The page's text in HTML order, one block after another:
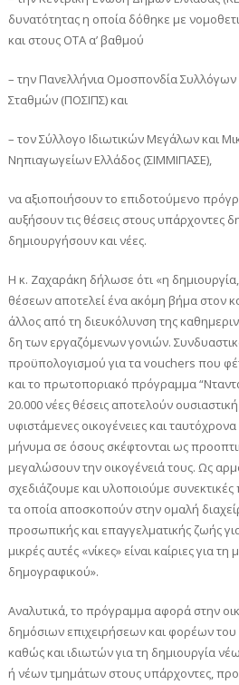
δυνατότητας η οποία δόθηκε με
και στους ΟΤΑ α’ βαθμού
– την Πανελλήνια Ομοσπονδία Συλλόγων
Σταθμών (ΠΟΣΙΠΣ) και
– τον Σύλλογο Ιδιωτικών Μεγάλων και
Νηπιαγωγείων Ελλάδος (ΣΙΜΜΙΠΑΣΕ),
να αξιοποιήσουν το επιδοτούμενο
αυξήσουν τις θέσεις στους υπάρχοντες
δημιουργήσουν και νέες.
Η κ. Ζαχαράκη δήλωσε ότι «η
θέσεων αποτελεί ένα ακόμη βήμα στον
άλλος από τη διευκόλυνση της
δη των εργαζόμενων γονιών.
προϋπολογισμού για τα vouchers που
και το πρωτοποριακό πρόγραμμα
20.000 νέες θέσεις αποτελούν
υφιστάμενες οικογένειες και
μήνυμα σε όσους σκέφτονται ως
μεγαλώσουν την οικογένειά τους. Ως
σχεδιάζουμε και υλοποιούμε
τα οποία αποσκοπούν στην ομαλή
προσωπικής και επαγγελματικής ζωής
μικρές αυτές «νίκες» είναι καίριες για
δημογραφικού».
Αναλυτικά, το πρόγραμμα αφορά στην
δημόσιων επιχειρήσεων και φορέων
καθώς και ιδιωτών για τη δημιουργία
ή νέων τμημάτων στους υπάρχοντες,